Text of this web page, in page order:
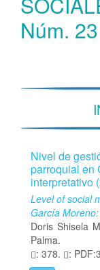
Núm.
Nivel de
parroquial en
interpretativo
Level of social
García
Doris Shisela
Palma.
: 378.
: